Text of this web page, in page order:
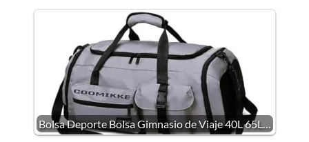
Bolsa Deporte Bolsa Gimnasio de Viaje 40L 65L…